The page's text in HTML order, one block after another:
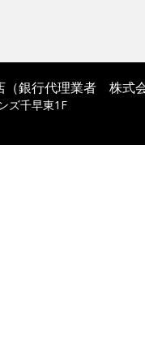
銀行代理業者 株式会
ズ千早東1F